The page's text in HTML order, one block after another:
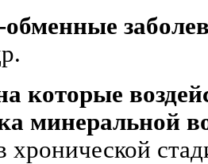
которые
минеральной
хронической